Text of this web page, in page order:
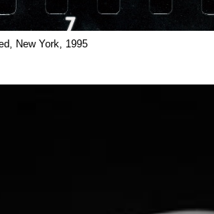
New York, 1995